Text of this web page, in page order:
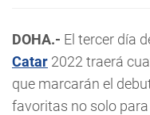
DOHA.- El tercer día
Catar 2022 traerá
que marcarán el
favoritas no solo